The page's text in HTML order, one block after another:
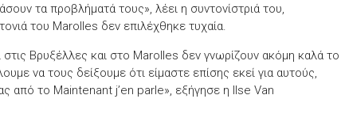
τα προβλήματά τους», λέει η συντονίστριά του,
του Marolles δεν επιλέχθηκε τυχαία.
στις Βρυξέλλες και στο Marolles δεν γνωρίζουν ακόμη καλά το
να τους δείξουμε ότι είμαστε επίσης εκεί για αυτούς,
από το Maintenant j’en parle», εξήγησε η Ilse Van